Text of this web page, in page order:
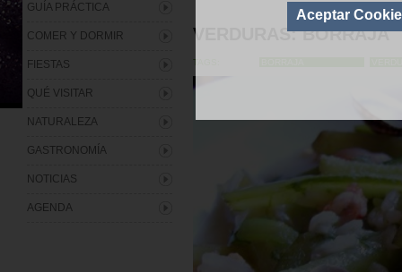
Aceptar
VERDURAS: BORRAJA
TAGS:
GUÍA PRÁCTICA
COMER Y DORMIR
FIESTAS
QUÉ VISITAR
NATURALEZA
GASTRONOMÍA
NOTICIAS
AGENDA